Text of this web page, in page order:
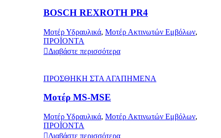
BOSCH REXROTH PR4
Μοτέρ Υδραυλικά, Μοτέρ Ακτινωτών Εμβόλων,
ΠΡΟΪΟΝΤΑ
Διαβάστε περισσότερα
ΠΡΟΣΘΗΚΗ ΣΤΑ ΑΓΑΠΗΜΕΝΑ
Μοτέρ MS-MSE
Μοτέρ Υδραυλικά, Μοτέρ Ακτινωτών Εμβόλων,
ΠΡΟΪΟΝΤΑ
Διαβάστε περισσότερα